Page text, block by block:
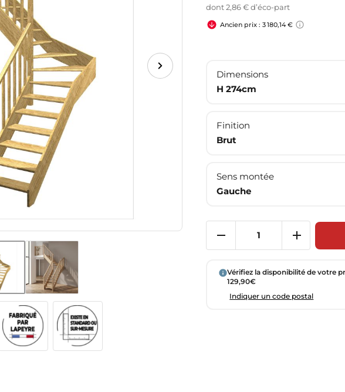
dont 2,86 € d’éco-part
Ancien prix : 3 180,14 €
Dimensions
H 274cm
Finition
Brut
Sens montée
Gauche
Vérifiez la disponibilité de votre
129,90€
Indiquer un code postal